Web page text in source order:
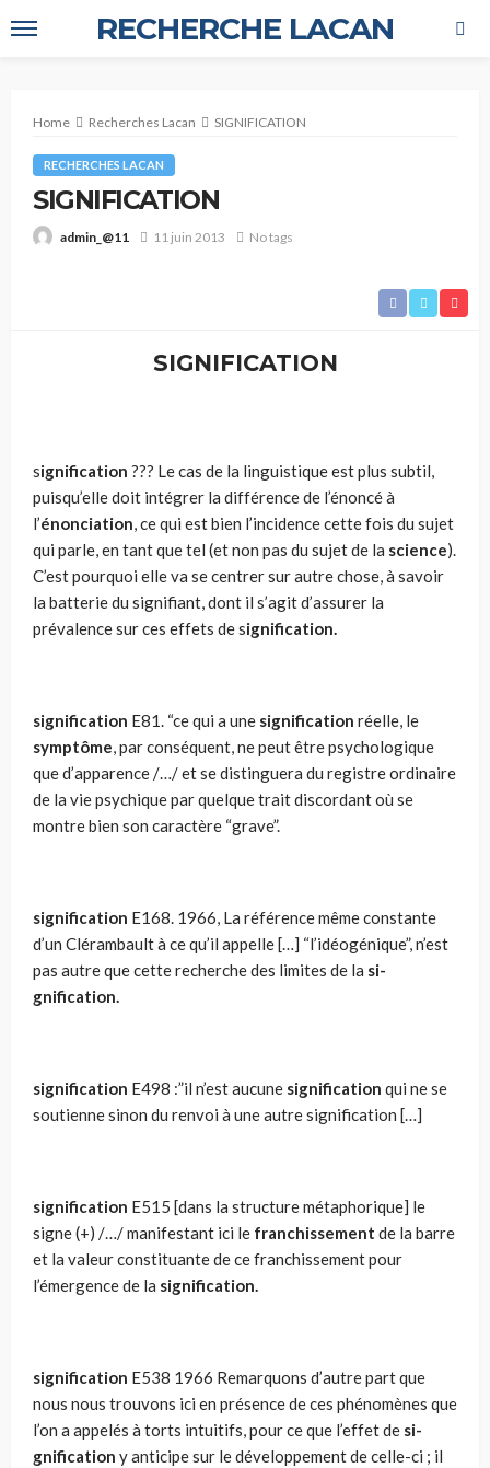
RECHERCHE LACAN
Home Recherches Lacan SIGNIFICATION
RECHERCHES LACAN
SIGNIFICATION
admin_@11 11 juin 2013 No tags
SIGNIFICATION
signifi­cation ??? Le cas de la linguistique est plus subtil,
puisqu’elle doit intégrer la diffé­rence de l’énoncé à
l’énonciation, ce qui est bien l’incidence cette fois du sujet
qui parle, en tant que tel (et non pas du sujet de la science).
C’est pourquoi elle va se centrer sur autre chose, à savoir
la batterie du signifiant, dont il s’agit d’assurer la
prévalence sur ces effets de signifi­cation.
signification E81. “ce qui a une signification réelle, le
symptôme, par conséquent, ne peut être psychologique
que d’apparence /…/ et se distinguera du registre ordinaire
de la vie psychique par quelque trait discordant où se
montre bien son caractère “grave”.
signification E168. 1966, La référence même constante
d’un Clérambault à ce qu’il appelle […] “l’idéogénique”, n’est
pas autre que cette recherche des limites de la si­
gnification.
signification E498 :”il n’est aucune signification qui ne se
soutienne sinon du renvoi à une autre signification […]
signification E515 [dans la structure métaphorique] le
signe (+) /…/ manifestant ici le franchissement de la barre
et la valeur constituante de ce franchissement pour
l’émergence de la signification.
signification E538 1966 Remarquons d’autre part que
nous nous trouvons ici en présence de ces phénomènes que
l’on a appelés à torts intuitifs, pour ce que l’effet de si­
gnification y anticipe sur le développement de celle-ci ; il